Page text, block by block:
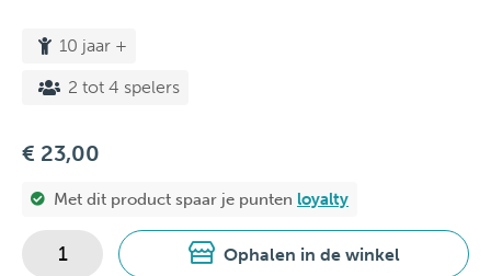
10 jaar +
2 tot 4 spelers
€ 23,00
Met dit product spaar je punten loyalty
Ophalen in de winkel